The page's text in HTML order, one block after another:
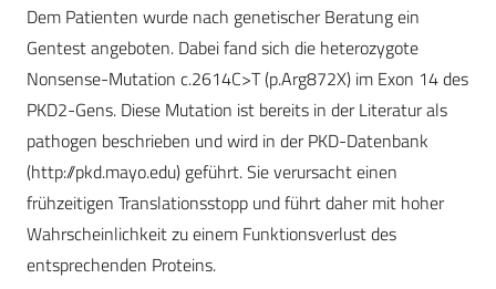
Dem Patienten wurde nach genetischer Beratung ein
Gentest angeboten. Dabei fand sich die heterozygote
Nonsense-Mutation c.2614C>T (p.Arg872X) im Exon 14 des
PKD2-Gens. Diese Mutation ist bereits in der Literatur als
pathogen beschrieben und wird in der PKD-Datenbank
(http://pkd.mayo.edu) geführt. Sie verursacht einen
frühzeitigen Translationsstopp und führt daher mit hoher
Wahrscheinlichkeit zu einem Funktionsverlust des
entsprechenden Proteins.